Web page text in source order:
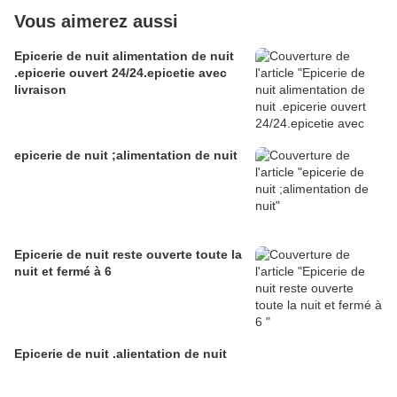
Vous aimerez aussi
Epicerie de nuit alimentation de nuit
.epicerie ouvert 24/24.epicetie avec
livraison
epicerie de nuit ;alimentation de nuit
Epicerie de nuit reste ouverte toute la
nuit et fermé à 6
Epicerie de nuit .alientation de nuit